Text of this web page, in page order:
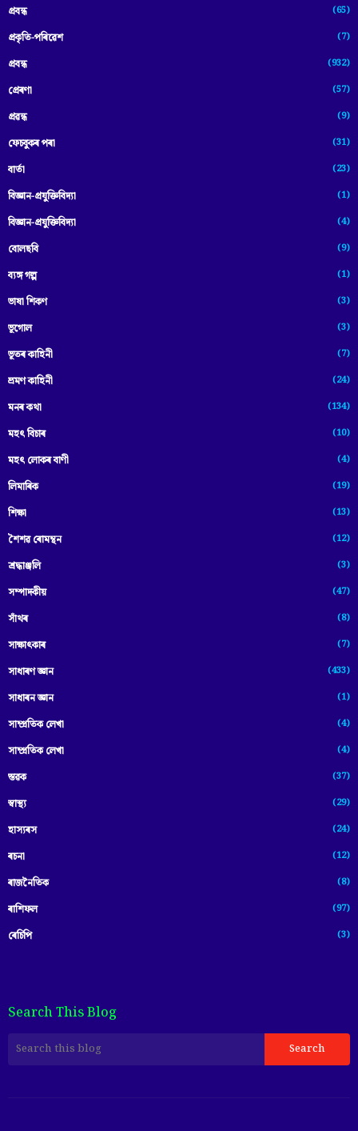
প্রবন্ধ (65)
প্ৰকৃতি-পৰিৱেশ (7)
প্ৰবন্ধ (932)
প্ৰেৰণা (57)
প্ৰৱন্ধ (9)
ফেচবুকৰ পৰা (31)
বাৰ্তা (23)
বিজ্ঞান-প্রযুক্তিবিদ্যা (1)
বিজ্ঞান-প্ৰযুক্তিবিদ্যা (4)
বোলছবি (9)
ব্যঙ্গ গল্প (1)
ভাষা শিকণ (3)
ভূগোল (3)
ভূতৰ কাহিনী (7)
ভ্ৰমণ কাহিনী (24)
মনৰ কথা (134)
মহৎ বিচাৰ (10)
মহৎ লোকৰ বাণী (4)
লিমাৰিক (19)
শিক্ষা (13)
শৈশৱ ৰোমন্থন (12)
শ্ৰদ্ধাঞ্জলি (3)
সম্পাদকীয় (47)
সাঁথৰ (8)
সাক্ষাৎকাৰ (7)
সাধাৰণ জ্ঞান (433)
সাধাৰন জ্ঞান (1)
সাম্প্রতিক লেখা (4)
সাম্প্ৰতিক লেখা (4)
স্তৱক (37)
স্বাস্থ্য (29)
হাস্যৰস (24)
ৰচনা (12)
ৰাজনৈতিক (8)
ৰাশিফল (97)
ৰেচিপি (3)
Search This Blog